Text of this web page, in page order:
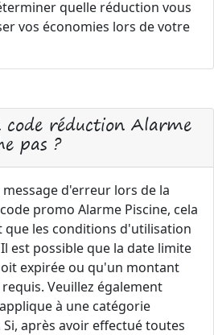
quelle réduction vous
vos économies lors de votre
réduction Alarme
pas ?
d'erreur lors de la
promo Alarme Piscine, cela
que les conditions d'utilisation
est possible que la date limite
expirée ou qu'un montant
Veuillez également
à une catégorie
après avoir effectué toutes